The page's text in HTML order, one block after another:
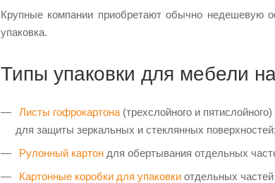
Крупные компании приобретают обычно недешевую
упаковка.
Типы упаковки для мебели
Листы гофрокартона (трехслойного и
для защиты зеркальных и стеклянных поверхностей;
Рулонный картон для обертывания отдельных
Картонные коробки для упаковки отдельных